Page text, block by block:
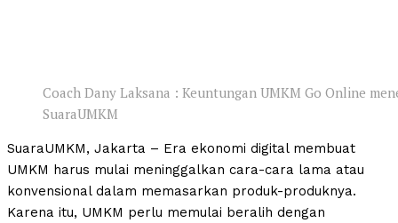
Coach Dany Laksana : Keuntungan UMKM Go Online
SuaraUMKM
SuaraUMKM, Jakarta – Era ekonomi digital membuat
UMKM harus mulai meninggalkan cara-cara lama atau
konvensional dalam memasarkan produk-produknya.
Karena itu, UMKM perlu memulai beralih dengan